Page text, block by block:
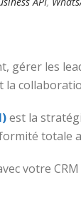
gérer les
la
est la
totale
votre